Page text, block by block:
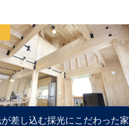
差し込む採光にこだわった家